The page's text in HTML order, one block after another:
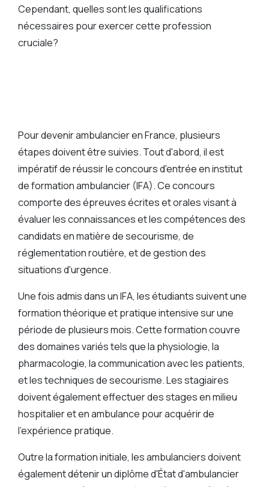
Cependant, quelles sont les qualifications
nécessaires pour exercer cette profession
cruciale?
Pour devenir ambulancier en France, plusieurs
étapes doivent être suivies. Tout d'abord, il est
impératif de réussir le concours d'entrée en institut
de formation ambulancier (IFA). Ce concours
comporte des épreuves écrites et orales visant à
évaluer les connaissances et les compétences des
candidats en matière de secourisme, de
réglementation routière, et de gestion des
situations d'urgence.
Une fois admis dans un IFA, les étudiants suivent une
formation théorique et pratique intensive sur une
période de plusieurs mois. Cette formation couvre
des domaines variés tels que la physiologie, la
pharmacologie, la communication avec les patients,
et les techniques de secourisme. Les stagiaires
doivent également effectuer des stages en milieu
hospitalier et en ambulance pour acquérir de
l'expérience pratique.
Outre la formation initiale, les ambulanciers doivent
également détenir un diplôme d'État d'ambulancier